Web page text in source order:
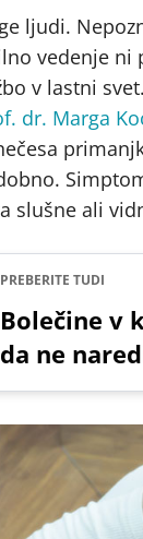
ljudi.
vedenje
v lastni
dr. Marga
slušne ali
PREBERITE TUDI
Bolečine v
da ne